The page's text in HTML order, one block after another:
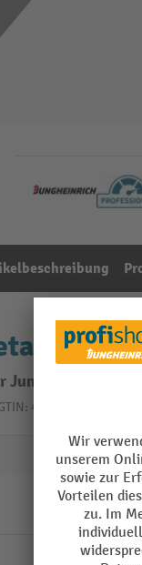
4055091212388